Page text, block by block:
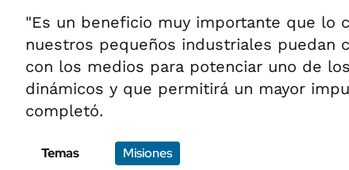
"Es un beneficio muy importante que lo
nuestros pequeños industriales puedan
con los medios para potenciar uno de
dinámicos y que permitirá un mayor
completó.
Temas Misiones